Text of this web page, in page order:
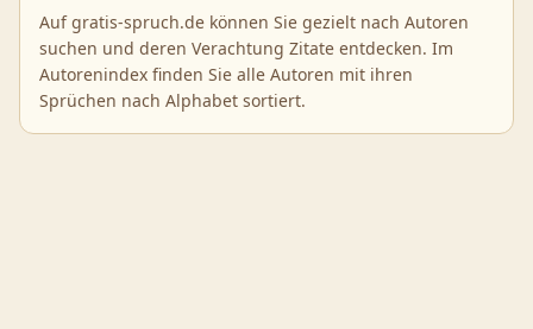
Auf gratis-spruch.de können Sie gezielt nach Autoren
suchen und deren Verachtung Zitate entdecken. Im
Autorenindex finden Sie alle Autoren mit ihren
Sprüchen nach Alphabet sortiert.